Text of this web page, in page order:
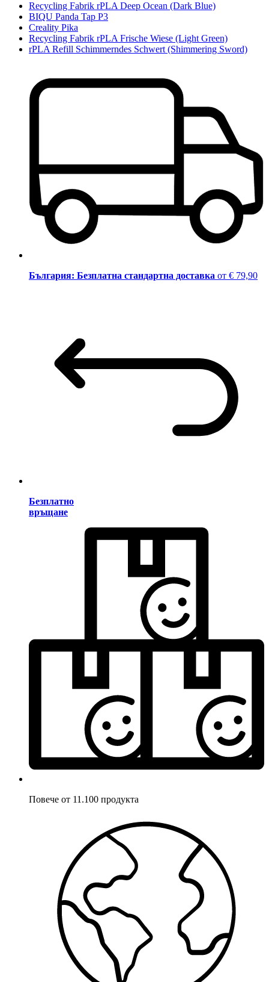
Recycling Fabrik rPLA Deep Ocean (Dark Blue)
BIQU Panda Tap P3
Creality Pika
Recycling Fabrik rPLA Frische Wiese (Light Green)
rPLA Refill Schimmerndes Schwert (Shimmering Sword)
България: Безплатна стандартна доставка от € 79,90
Безплатно
връщане
Повече от 11.100 продукта